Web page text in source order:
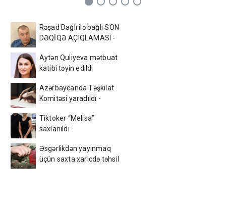
Rəşad Dağlı ilə bağlı SON
DƏQİQƏ AÇIQLAMASI -
Aytən Quliyeva mətbuat
katibi təyin edildi
Azərbaycanda Təşkilat
Komitəsi yaradıldı -
Tiktoker “Melisa”
saxlanıldı
Əsgərlikdən yayınmaq
üçün saxta xaricdə təhsil